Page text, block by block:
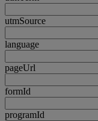
utmSource
language
pageUrl
formId
programId